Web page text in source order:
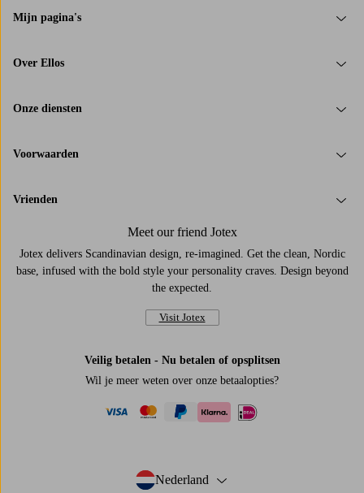
Mijn pagina's
Over Ellos
Onze diensten
Voorwaarden
Vrienden
Meet our friend Jotex
Jotex delivers Scandinavian design, re-imagined. Get the clean, Nordic
base, infused with the bold style your personality craves. Design beyond
the expected.
Visit Jotex
Veilig betalen - Nu betalen of opsplitsen
Wil je meer weten over onze betaalopties?
Nederland
- Selecteer land